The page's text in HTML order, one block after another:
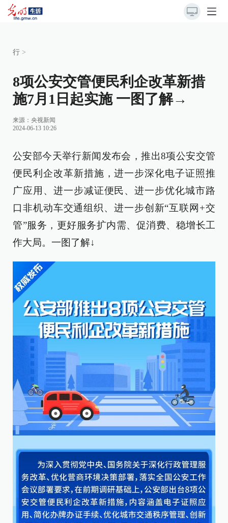
行 >
8项公安交管便民利企改革新措
施7月1日起实施 一图了解→
来源： 央视新闻
2024-06-13 10:26
公安部今天举行新闻发布会，推出8项公安交管
便民利企改革新措施，进一步深化电子证照推
广应用、进一步减证便民、进一步优化城市路
口非机动车交通组织、进一步创新“互联网+交
管”服务，更好服务扩内需、促消费、稳增长工
作大局。一图了解↓